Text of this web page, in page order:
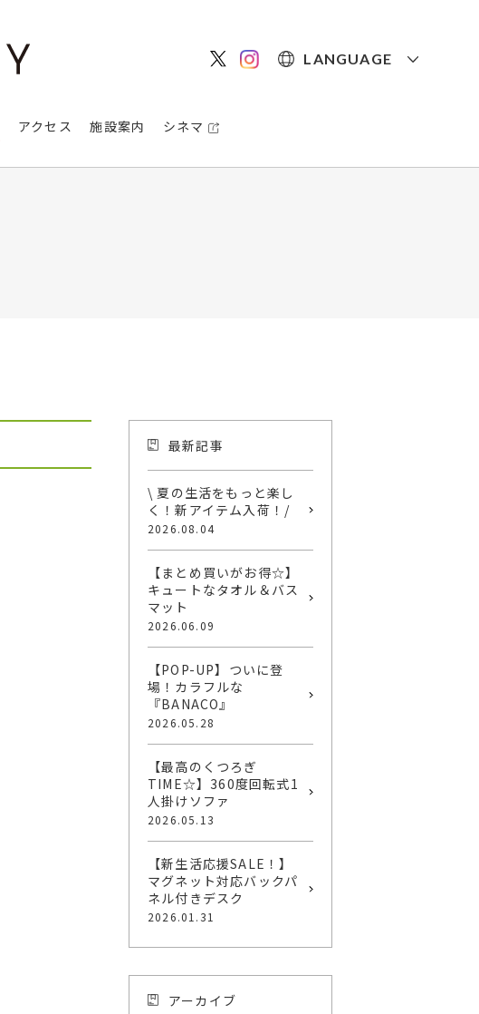
LANGUAGE
アクセス 施設案内 シネマ
最新記事
\ 夏の生活をもっと楽し
く！新アイテム入荷！/
2026.08.04
【まとめ買いがお得☆】
キュートなタオル＆バス
マット
2026.06.09
【POP-UP】ついに登
場！カラフルな
『BANACO』
2026.05.28
【最高のくつろぎ
TIME☆】360度回転式1
人掛けソファ
2026.05.13
【新生活応援SALE！】
マグネット対応バックパ
ネル付きデスク
2026.01.31
アーカイブ